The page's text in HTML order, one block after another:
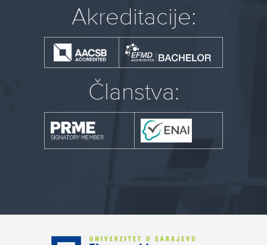
Akreditacije:
Članstva: